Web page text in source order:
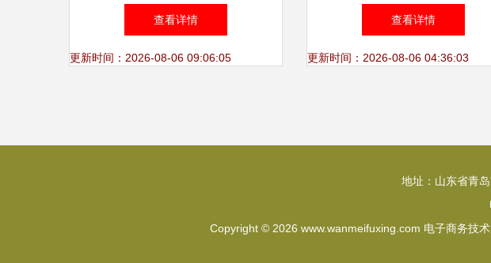
潮打造互联网云服务生态圈的
新引擎
查看详情
更新时间：2026-08-06 09:06:05
州，辐射全国，12年经验赋
高效仓储配送
查看详情
更新时间：2026-08-06 04:36:03
地址：山东省青
Copyright © 2026 www.wanmeifuxing.com 电子商务技